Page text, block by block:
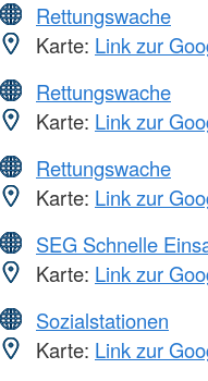
Rettungswache
Karte: Link zur
Rettungswache
Karte: Link zur
Rettungswache
Karte: Link zur
SEG Schnelle
Karte: Link zur
Sozialstationen
Karte: Link zur